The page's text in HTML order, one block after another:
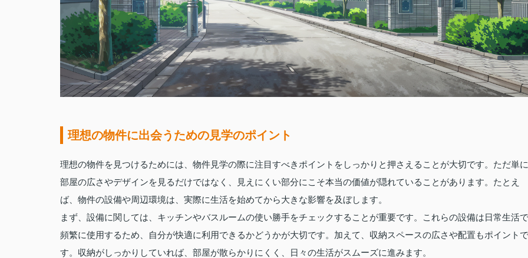
理想の物件に出会うための見学のポイント
理想の物件を見つけるためには、物件見学の際に注目すべきポイントをしっかりと押さえることが大切です。ただ単に
部屋の広さやデザインを見るだけではなく、見えにくい部分にこそ本当の価値が隠れていることがあります。たとえ
ば、物件の設備や周辺環境は、実際に生活を始めてから大きな影響を及ぼします。
まず、設備に関しては、キッチンやバスルームの使い勝手をチェックすることが重要です。これらの設備は日常生活で
頻繁に使用するため、自分が快適に利用できるかどうかが大切です。加えて、収納スペースの広さや配置もポイントで
す。収納がしっかりしていれば、部屋が散らかりにくく、日々の生活がスムーズに進みます。